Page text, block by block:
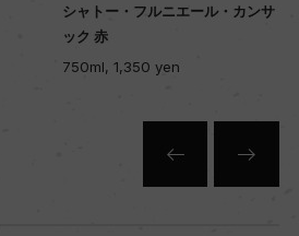
シャトー・フルニエール・カンサ
ック 赤
750ml, 1,350 yen